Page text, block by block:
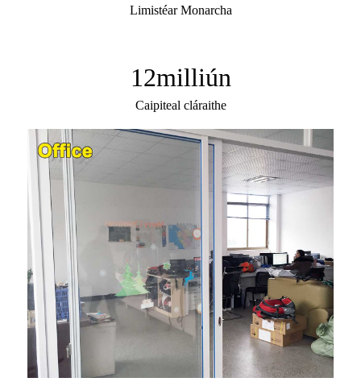
Limistéar Monarcha
12milliún
Caipiteal cláraithe